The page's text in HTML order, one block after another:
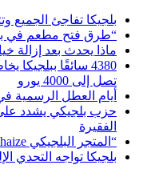
بلجيكا تفاجئ الجميع
“طرق فتح مطعم في
ماذا يحدث بعد إزالة
4380 سائقًا
تصل إلى 4000 يورو
أيام العطل الرسمية في
حزب بلجيكي يشدد
الفقيرة
“المتجر البلجيكي Delhaize في ورطة”
بلجيكا تواجه التحدي